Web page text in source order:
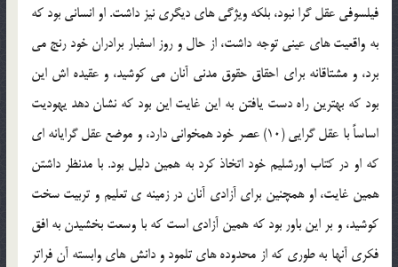
فيلسوفي عقل گرا نبود، بلكه ويژگي هاي ديگري نيز داشت. او انساني بود كه
به واقعيت هاي عيني توجه داشت، از حال و روز اسفبار برادران خود رنج مي
برد، و مشتاقانه براي احقاق حقوق مدني آنان مي كوشيد، و عقيده اش اين
بود كه بهترين راه دست يافتن به اين غايت اين بود كه نشان دهد يهوديت
اساساً با عقل گرايي (10) عصر خود همخواني دارد، و موضع عقل گرايانه اي
كه او در كتاب اورشليم خود اتخاذ كرد به همين دليل بود. با مدنظر داشتن
همين غايت، او همچنين براي آزادي آنان در زمينه ي تعليم و تربيت سخت
كوشيد، و بر اين باور بود كه همين آزادي است كه با وسعت بخشيدن به افق
فكري آنها به طوري كه از محدوده هاي تلمود و دانش هاي وابسته آن فراتر